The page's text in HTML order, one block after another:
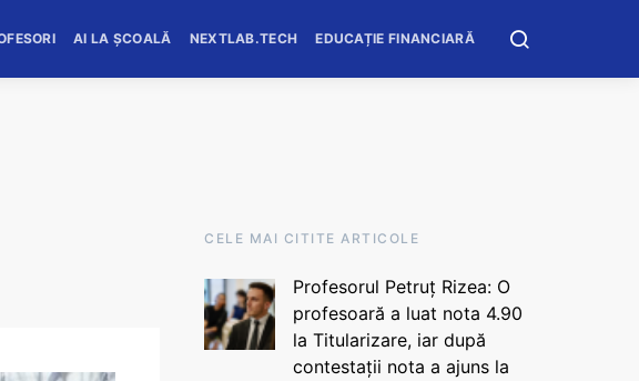
AI LA ȘCOALĂ NEXTLAB.TECH EDUCAȚIE FINANCIARĂ
CELE MAI CITITE ARTICOLE
Profesorul Petruț Rizea: O
profesoară a luat nota 4.90
la Titularizare, iar după
contestații nota a ajuns la